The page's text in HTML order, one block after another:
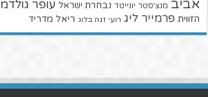
אביב מנצ'סטר יונייטד נבחרת ישראל עופר
הזווית פרמייר ליג רועי זגה בלוג ריאל מדריד